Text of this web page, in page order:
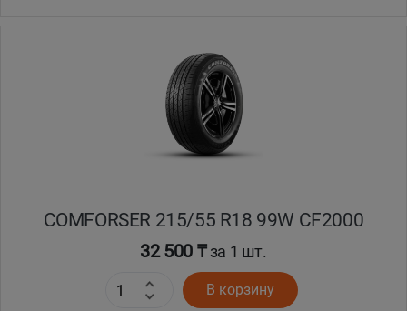
COMFORSER 215/55 R18 99W CF2000
32 500 ₸за 1 шт.
В корзину